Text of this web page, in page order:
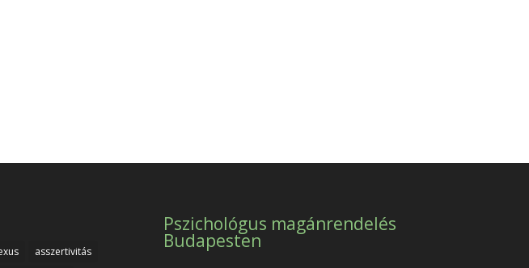
asszertivitás
Pszichológus magánrendelés
Budapesten